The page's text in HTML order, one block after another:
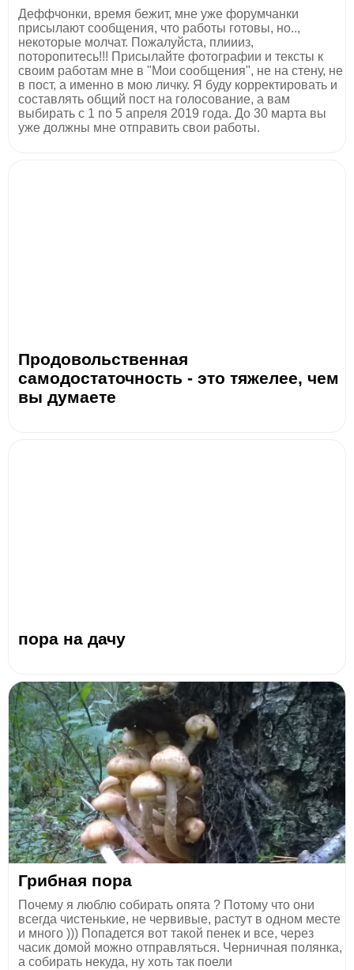
Деффчонки, время бежит, мне уже форумчанки
присылают сообщения, что работы готовы, но..,
некоторые молчат. Пожалуйста, плиииз,
поторопитесь!!! Присылайте фотографии и тексты к
своим работам мне в "Мои сообщения", не на стену, не
в пост, а именно в мою личку. Я буду корректировать и
составлять общий пост на голосование, а вам
выбирать с 1 по 5 апреля 2019 года. До 30 марта вы
уже должны мне отправить свои работы.
Продовольственная
самодостаточность - это тяжелее, чем
вы думаете
пора на дачу
Грибная пора
Почему я люблю собирать опята ? Потому что они
всегда чистенькие, не червивые, растут в одном месте
и много ))) Попадется вот такой пенек и все, через
часик домой можно отправляться. Черничная полянка,
а собирать некуда, ну хоть так поели